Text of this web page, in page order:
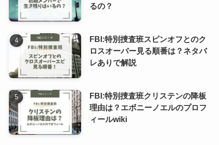
るの？
FBI:特別捜査班スピンオフとのク
ロスオーバー見る順番は？ネタバ
レありで解説
FBI:特別捜査班クリステンの降板
理由は？エボニーノエルのプロフ
ィールwiki